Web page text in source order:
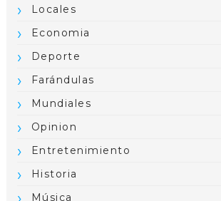
Locales
Economia
Deporte
Farándulas
Mundiales
Opinion
Entretenimiento
Historia
Música